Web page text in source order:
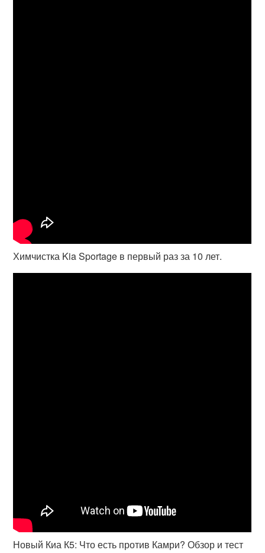
Химчистка Kia Sportage в первый раз за 10 лет.
Новый Киа К5: Что есть против Камри? Обзор и тест